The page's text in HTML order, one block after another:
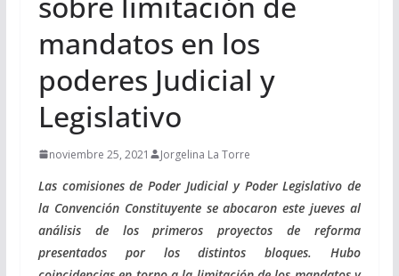
mandatos en los
poderes Judicial y
Legislativo
noviembre 25, 2021 Jorgelina La Torre
Las comisiones de Poder Judicial y Poder Legislativo de
la Convención Constituyente se abocaron este jueves al
análisis de los primeros proyectos de reforma
presentados por los distintos bloques. Hubo